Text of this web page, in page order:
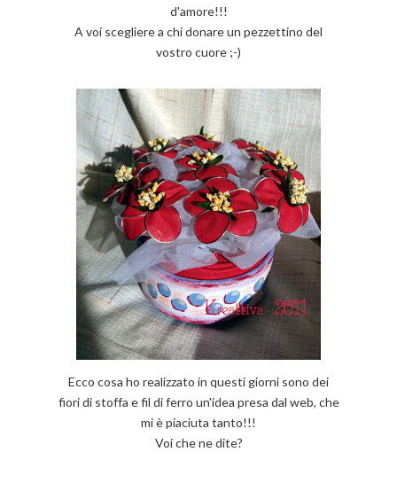
d'amore!!!
A voi scegliere a chi donare un pezzettino del
vostro cuore ;-)
Ecco cosa ho realizzato in questi giorni sono dei
fiori di stoffa e fil di ferro un'idea presa dal web, che
mi è piaciuta tanto!!!
Voi che ne dite?